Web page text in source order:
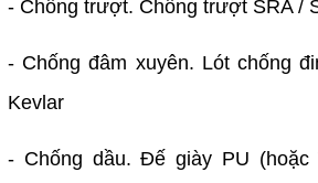
- Chống trượt. Chống trượt SRA /
- Chống đâm xuyên. Lót chống
Kevlar
- Chống dầu. Đế giày PU (hoặc